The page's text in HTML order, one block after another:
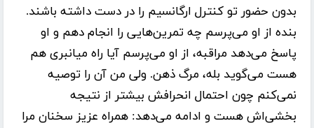
بدون حضور تو کنترل ارگانسیم را در دست داشته باشند.
بنده از او می‌پرسم چه تمرین‌هایی را انجام دهم و او
پاسخ می‌دهد مراقبه، از او می‌پرسم آیا راه میانبری هم
هست می‌گوید بله، مرگ ذهن. ولی من آن را توصیه
نمی‌کنم چون احتمال انحرافش بیشتر از نتیجه
بخشی‌اش هست و ادامه می‌دهد: همراه عزیز سخنان مرا